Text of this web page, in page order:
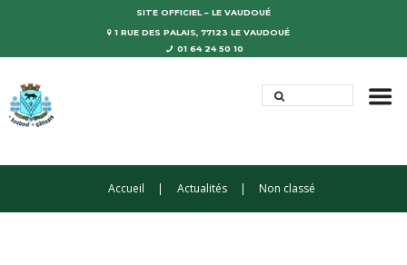
SITE OFFICIEL – LE VAUDOUÉ
1 RUE DES PALAIS, 77123 LE VAUDOUÉ
01 64 24 50 10
Accueil Actualités Non classé